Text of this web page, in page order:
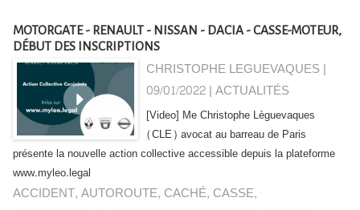
MOTORGATE - RENAULT - NISSAN - DACIA - CASSE-MOTEUR,
DÉBUT DES INSCRIPTIONS
CHRISTOPHE LEGUEVAQUES |
09/01/2022|ACTUALITÉS
[Video] Me Christophe Lèguevaques
(CLE) avocat au barreau de Paris
présente la nouvelle action collective accessible depuis la plateforme
www.myleo.legal
ACCIDENT,AUTOROUTE, CACHÉ, CASSE,